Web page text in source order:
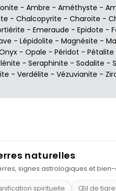
- Ambre - Améthyste -
- Chalcopyrite - Charoïte -
- Emeraude - Epidote -
- Lépidolite - Magnésite -
- Opale - Péridot - Pétalite
- Seraphinite - Sodalite -
- Verdélite - Vézuvianite -
naturelles
signes astrologiques et
spirituelle
Œil de tigre